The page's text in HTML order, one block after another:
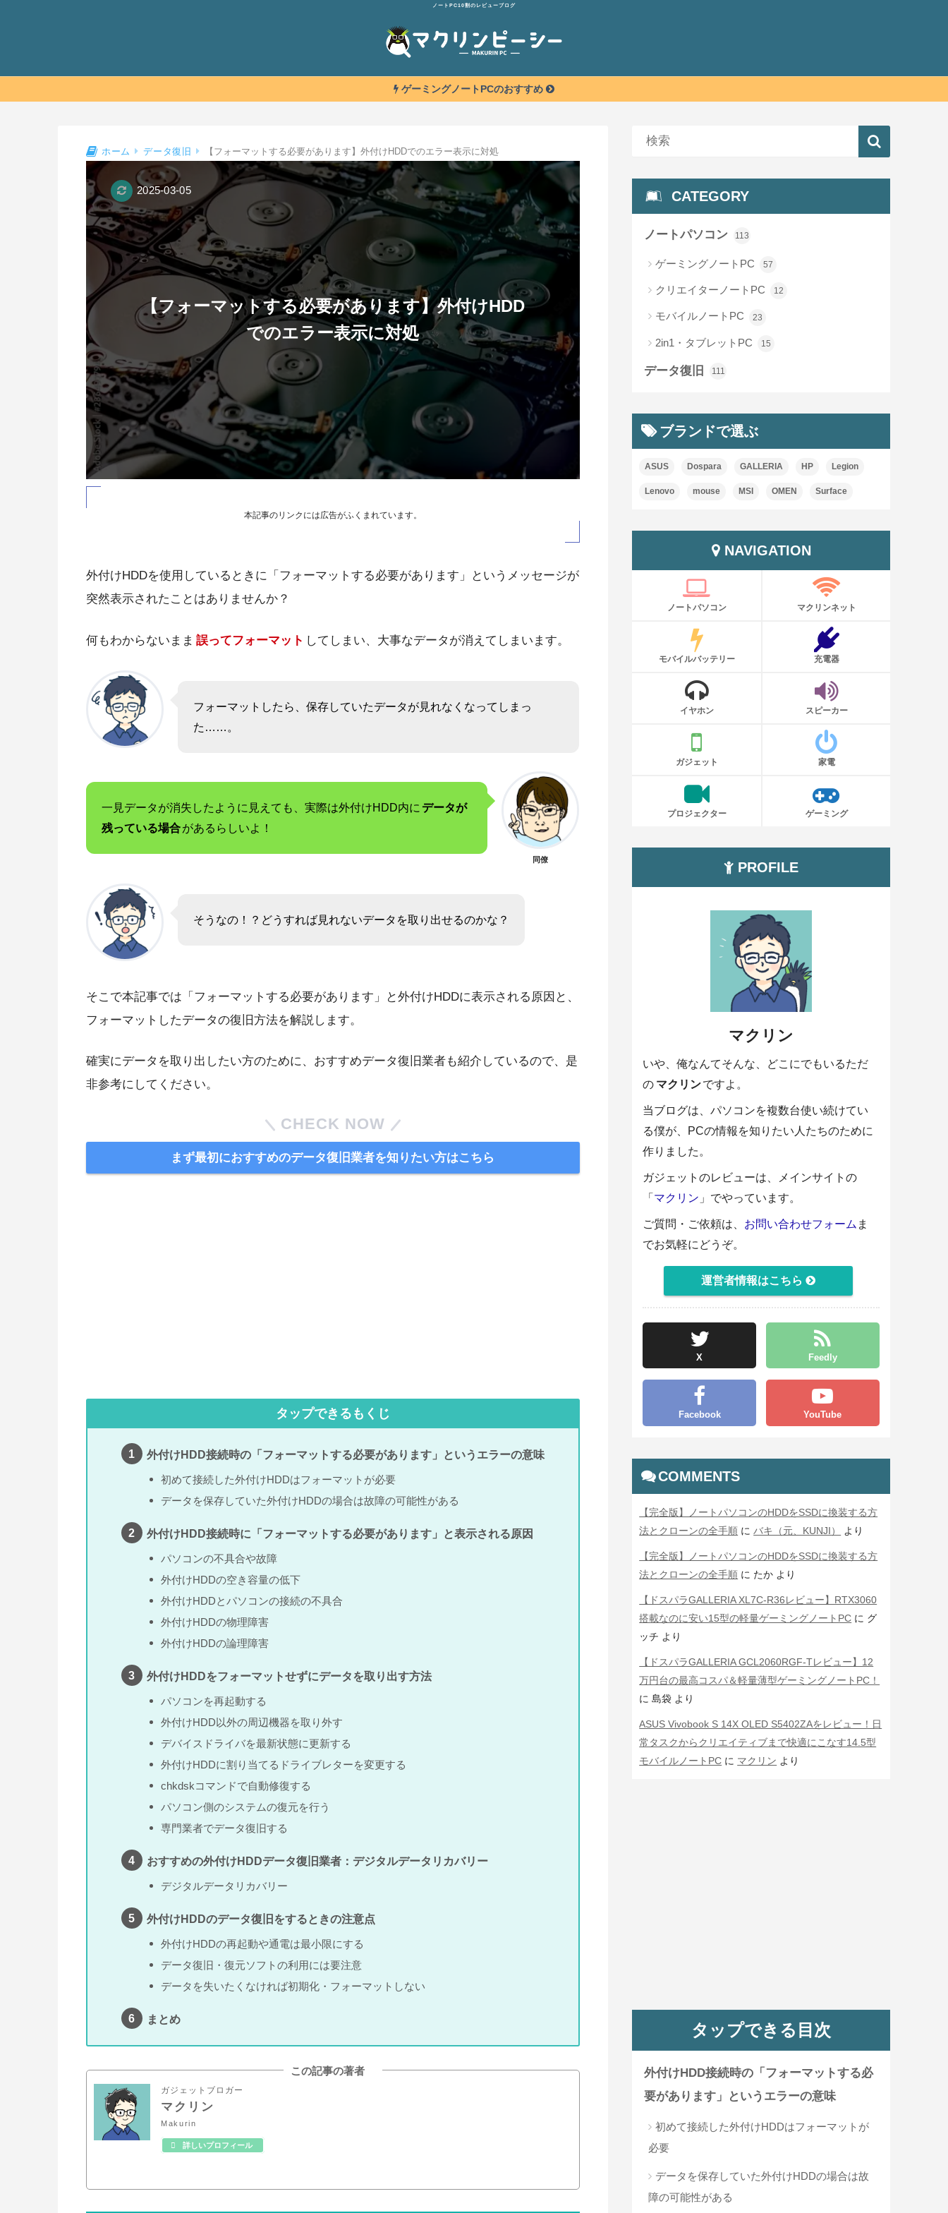
ノートPC10割のレビューブログ
ゲーミングノートPCのおすすめ
ホーム データ復旧 【フォーマットする必要があります】外付けHDDでのエラー表示に対処
【フォーマットする必要があります】外付けHDD
でのエラー表示に対処
2025-03-05
本記事のリンクには広告がふくまれています。
外付けHDDを使用しているときに「フォーマットする必要があります」というメッセージが
突然表示されたことはありませんか？
何もわからないまま 誤ってフォーマット してしまい、大事なデータが消えてしまいます。
フォーマットしたら、保存していたデータが見れなくなってしまっ
た……。
一見データが消失したように見えても、実際は外付けHDD内に データが
残っている場合があるらしいよ！
同僚
そうなの！？どうすれば見れないデータを取り出せるのかな？
そこで本記事では「フォーマットする必要があります」と外付けHDDに表示される原因と、
フォーマットしたデータの復旧方法を解説します。
確実にデータを取り出したい方のために、おすすめデータ復旧業者も紹介しているので、是
非参考にしてください。
CHECK NOW
まず最初におすすめのデータ復旧業者を知りたい方はこちら
タップできるもくじ
外付けHDD接続時の「フォーマットする必要があります」というエラーの意味
初めて接続した外付けHDDはフォーマットが必要
データを保存していた外付けHDDの場合は故障の可能性がある
外付けHDD接続時に「フォーマットする必要があります」と表示される原因
パソコンの不具合や故障
外付けHDDの空き容量の低下
外付けHDDとパソコンの接続の不具合
外付けHDDの物理障害
外付けHDDの論理障害
外付けHDDをフォーマットせずにデータを取り出す方法
パソコンを再起動する
外付けHDD以外の周辺機器を取り外す
デバイスドライバを最新状態に更新する
外付けHDDに割り当てるドライブレターを変更する
chkdskコマンドで自動修復する
パソコン側のシステムの復元を行う
専門業者でデータ復旧する
おすすめの外付けHDDデータ復旧業者：デジタルデータリカバリー
デジタルデータリカバリー
外付けHDDのデータ復旧をするときの注意点
外付けHDDの再起動や通電は最小限にする
データ復旧・復元ソフトの利用には要注意
データを失いたくなければ初期化・フォーマットしない
まとめ
この記事の著者
ガジェットブロガー
マクリン
Makurin
詳しいプロフィール
CATEGORY
ノートパソコン 113
ゲーミングノートPC 57
クリエイターノートPC 12
モバイルノートPC 23
2in1・タブレットPC 15
データ復旧 111
ブランドで選ぶ
ASUS Dospara GALLERIA HP Legion
Lenovo mouse MSI OMEN Surface
NAVIGATION
ノートパソコン マクリンネット
モバイルバッテリー 充電器
イヤホン スピーカー
ガジェット 家電
プロジェクター ゲーミング
PROFILE
マクリン
いや、俺なんてそんな、どこにでもいるただ
の マクリン ですよ。
当ブログは、パソコンを複数台使い続けてい
る僕が、PCの情報を知りたい人たちのために
作りました。
ガジェットのレビューは、メインサイトの
「 マクリン 」でやっています。
ご質問・ご依頼は、 お問い合わせフォーム ま
でお気軽にどうぞ。
運営者情報はこちら
X Feedly
Facebook YouTube
COMMENTS
【完全版】ノートパソコンのHDDをSSDに換装する方
法とクローンの全手順 にバキ（元、KUNJI） より
【完全版】ノートパソコンのHDDをSSDに換装する方
法とクローンの全手順 に たか より
【ドスパラGALLERIA XL7C-R36レビュー】RTX3060
搭載なのに安い15型の軽量ゲーミングノートPC に グ
ッチ より
【ドスパラGALLERIA GCL2060RGF-Tレビュー】12
万円台の最高コスパ＆軽量薄型ゲーミングノートPC！
に島袋 より
ASUS Vivobook S 14X OLED S5402ZAをレビュー！日
常タスクからクリエイティブまで快適にこなす14.5型
モバイルノートPC に マクリン より
タップできる目次
外付けHDD接続時の「フォーマットする必
要があります」というエラーの意味
初めて接続した外付けHDDはフォーマットが
必要
データを保存していた外付けHDDの場合は故
障の可能性がある